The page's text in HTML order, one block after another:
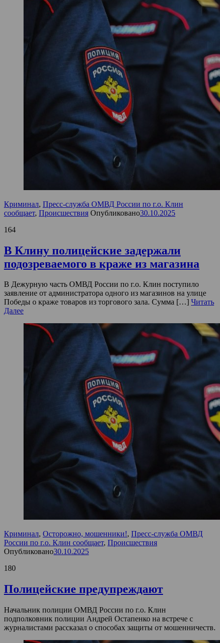
Криминал, Пресс-служба ОМВД России по г.о. Клин
сообщает, Происшествия Опубликовано30.10.2025
164
В Клину полицейские задержали
подозреваемого в краже из магазина
В Дежурную часть ОМВД России по г.о. Клин поступило
заявление от администратора одного из магазинов на улице
Победы о краже товаров из торгового зала. Сумма […] Читать
Далее
Криминал, Осторожно, мошенники!, Пресс-служба ОМВД
России по г.о. Клин сообщает, Происшествия
Опубликовано30.10.2025
180
Полицейские предупреждают
Начальник полиции ОМВД России по г.о. Клин
подполковник полиции Андрей Остапенко на встрече с
журналистами рассказал о способах защиты от мошенничеств.